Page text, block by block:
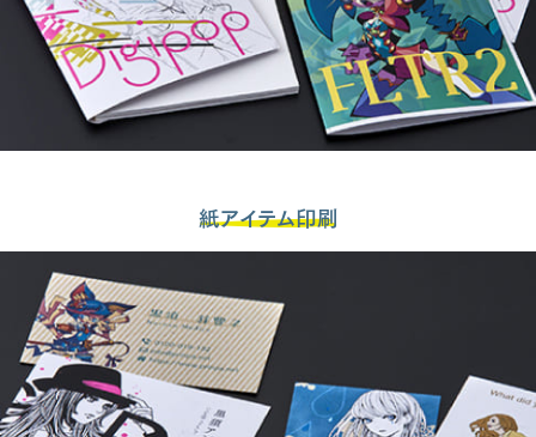
紙アイテム印刷